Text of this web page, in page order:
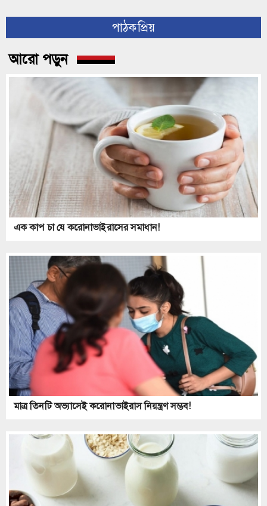
পাঠকপ্রিয়
আরো পড়ুন
এক কাপ চা যে করোনাভাইরাসের সমাধান!
মাত্র তিনটি অভ্যাসেই করোনাভাইরাস নিয়ন্ত্রণ সম্ভব!